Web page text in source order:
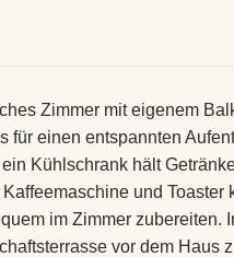
Zimmer mit eigenem
für einen entspannten
Kühlschrank hält
und Toaster
im Zimmer zubereiten.
vor dem Haus